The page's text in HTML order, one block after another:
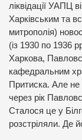
ліквідації УАПЦ
Харківським та
митрополія)
(із 1930 по 1936
Харкова,
кафедральним
Притиска. Але не
через рік
Сталося це у
розстріляли. Де